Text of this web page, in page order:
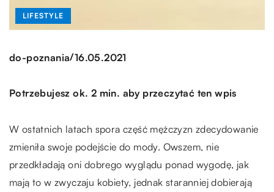
LIFESTYLE
do-poznania/16.05.2021
Potrzebujesz ok. 2 min. aby przeczytać ten wpis
W ostatnich latach spora część mężczyzn zdecydowanie
zmieniła swoje podejście do mody. Owszem, nie
przedkładają oni dobrego wyglądu ponad wygodę, jak
mają to w zwyczaju kobiety, jednak staranniej dobierają